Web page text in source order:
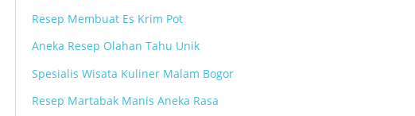
Resep Membuat Es Krim Pot
Aneka Resep Olahan Tahu Unik
Spesialis Wisata Kuliner Malam Bogor
Resep Martabak Manis Aneka Rasa